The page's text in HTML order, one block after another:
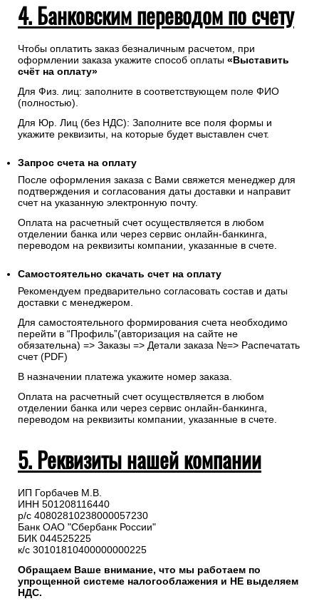
4. Банковским переводом по счету
Чтобы оплатить заказ безналичным расчетом, при
оформлении заказа укажите способ оплаты «Выставить
счёт на оплату»
Для Физ. лиц: заполните в соответствующем поле ФИО
(полностью).
Для Юр. Лиц (без НДС): Заполните все поля формы и
укажите реквизиты, на которые будет выставлен счет.
Запрос счета на оплату
После оформления заказа с Вами свяжется менеджер для
подтверждения и согласования даты доставки и направит
счет на указанную электронную почту.
Оплата на расчетный счет осуществляется в любом
отделении банка или через сервис онлайн-банкинга,
переводом на реквизиты компании, указанные в счете.
Самостоятельно скачать счет на оплату
Рекомендуем предварительно согласовать состав и даты
доставки с менеджером.
Для самостоятельного формирования счета необходимо
перейти в “Профиль”(авторизация на сайте не
обязательна) => Заказы => Детали заказа №=> Распечатать
счет (PDF)
В назначении платежа укажите номер заказа.
Оплата на расчетный счет осуществляется в любом
отделении банка или через сервис онлайн-банкинга,
переводом на реквизиты компании, указанные в счете.
5. Реквизиты нашей компании
ИП Горбачев М.В.
ИНН 501208116440
р/с 40802810238000057230
Банк ОАО "Сбербанк России"
БИК 044525225
к/с 30101810400000000225
Обращаем Ваше внимание, что мы работаем по
упрощенной системе налогооблажения и НЕ выделяем
НДС.